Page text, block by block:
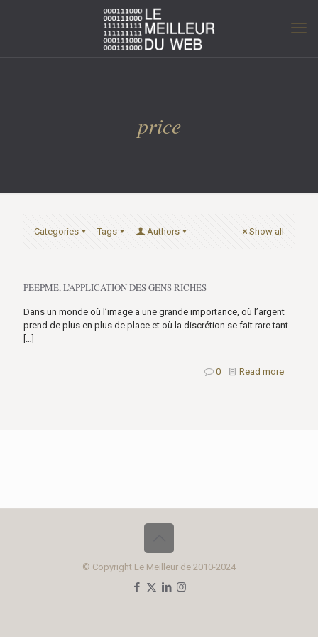
price
Categories Tags Authors Show all
PEEPME, L’APPLICATION DES GENS RICHES
Dans un monde où l’image a une grande importance, où l’argent
prend de plus en plus de place et où la discrétion se fait rare tant
[…]
0 Read more
© Copyright Le Meilleur de 2010-2024